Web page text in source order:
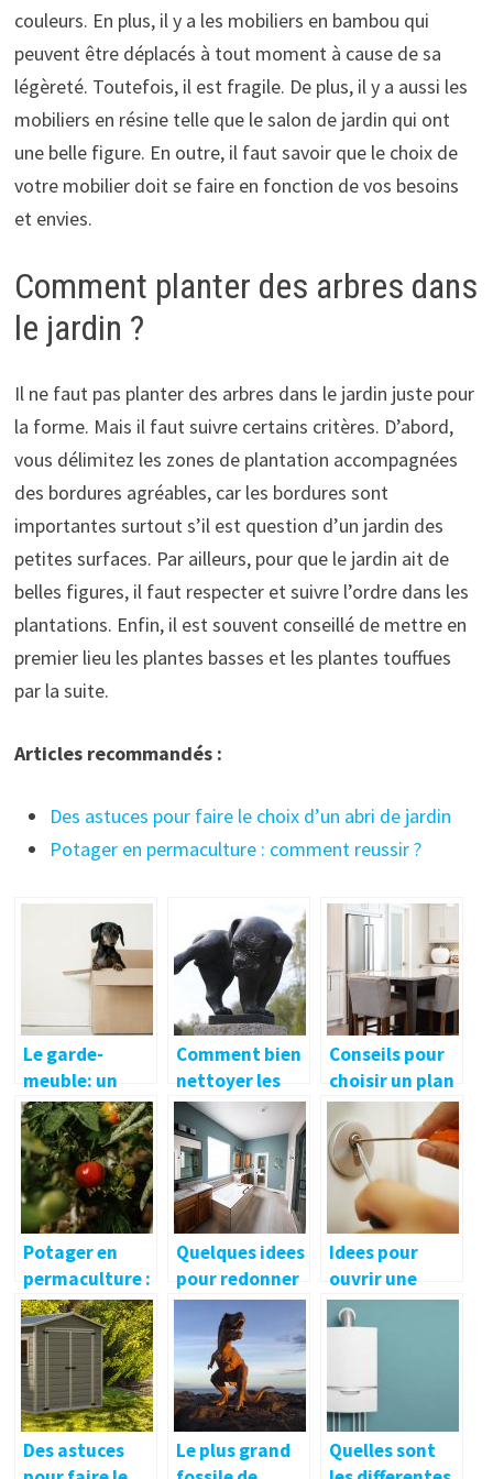
couleurs. En plus, il y a les mobiliers en bambou qui
peuvent être déplacés à tout moment à cause de sa
légèreté. Toutefois, il est fragile. De plus, il y a aussi les
mobiliers en résine telle que le salon de jardin qui ont
une belle figure. En outre, il faut savoir que le choix de
votre mobilier doit se faire en fonction de vos besoins
et envies.
Comment planter des arbres dans
le jardin ?
Il ne faut pas planter des arbres dans le jardin juste pour
la forme. Mais il faut suivre certains critères. D’abord,
vous délimitez les zones de plantation accompagnées
des bordures agréables, car les bordures sont
importantes surtout s’il est question d’un jardin des
petites surfaces. Par ailleurs, pour que le jardin ait de
belles figures, il faut respecter et suivre l’ordre dans les
plantations. Enfin, il est souvent conseillé de mettre en
premier lieu les plantes basses et les plantes touffues
par la suite.
Articles recommandés :
Des astuces pour faire le choix d’un abri de jardin
Potager en permaculture : comment reussir ?
Le garde-
meuble: un
excellent
dépannage
pour un
déménagemen
t
Comment bien
nettoyer les
urines de votre
chien?
Conseils pour
choisir un plan
de travail de
cuisine
Potager en
permaculture :
comment
reussir ?
Quelques idees
pour redonner
vie a votre
salle de bain
Idees pour
ouvrir une
porte avec une
cle derriere ?
Des astuces
Le plus grand
Quelles sont